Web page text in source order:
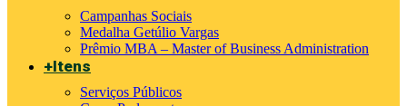
Campanhas Sociais
Medalha Getúlio Vargas
Prêmio MBA – Master of Business Administration
+Itens
Serviços Públicos